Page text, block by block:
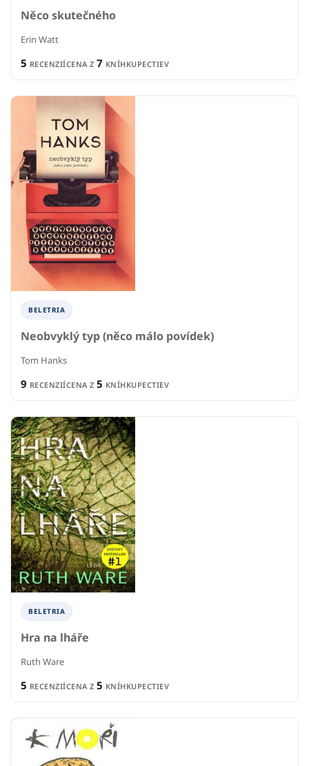
Něco skutečného
Erin Watt
5 RECENZIÍCENA Z 7 KNÍHKUPECTIEV
BELETRIA
Neobvyklý typ (něco málo povídek)
Tom Hanks
9 RECENZIÍCENA Z 5 KNÍHKUPECTIEV
BELETRIA
Hra na lháře
Ruth Ware
5 RECENZIÍCENA Z 5 KNÍHKUPECTIEV